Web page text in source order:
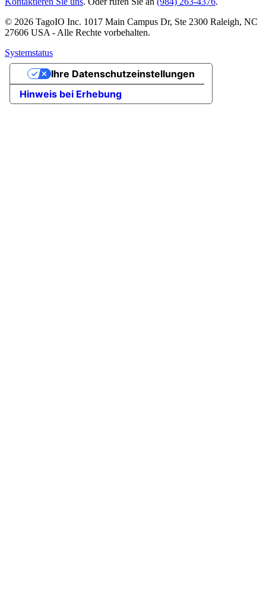
© 2026 TagoIO Inc. 1017 Main Campus Dr, Ste 2300 Raleigh, NC
27606 USA - Alle Rechte vorbehalten.
Systemstatus
Hinweis bei Erhebung
Ihre Datenschutzeinstellungen